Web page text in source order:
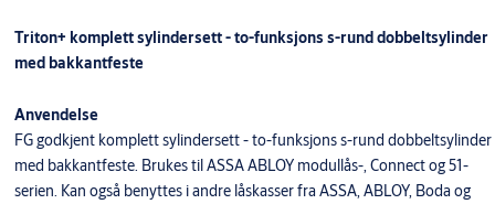
Triton+ komplett sylindersett - to-funksjons s-rund dobbeltsylinder
med bakkantfeste
Anvendelse
FG godkjent komplett sylindersett - to-funksjons s-rund dobbeltsylinder
med bakkantfeste. Brukes til ASSA ABLOY modullås-, Connect og 51-
serien. Kan også benyttes i andre låskasser fra ASSA, ABLOY, Boda og